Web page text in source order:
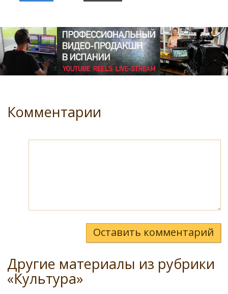
Комментарии
Оставить комментарий
Другие материалы из рубрики
«Культура»